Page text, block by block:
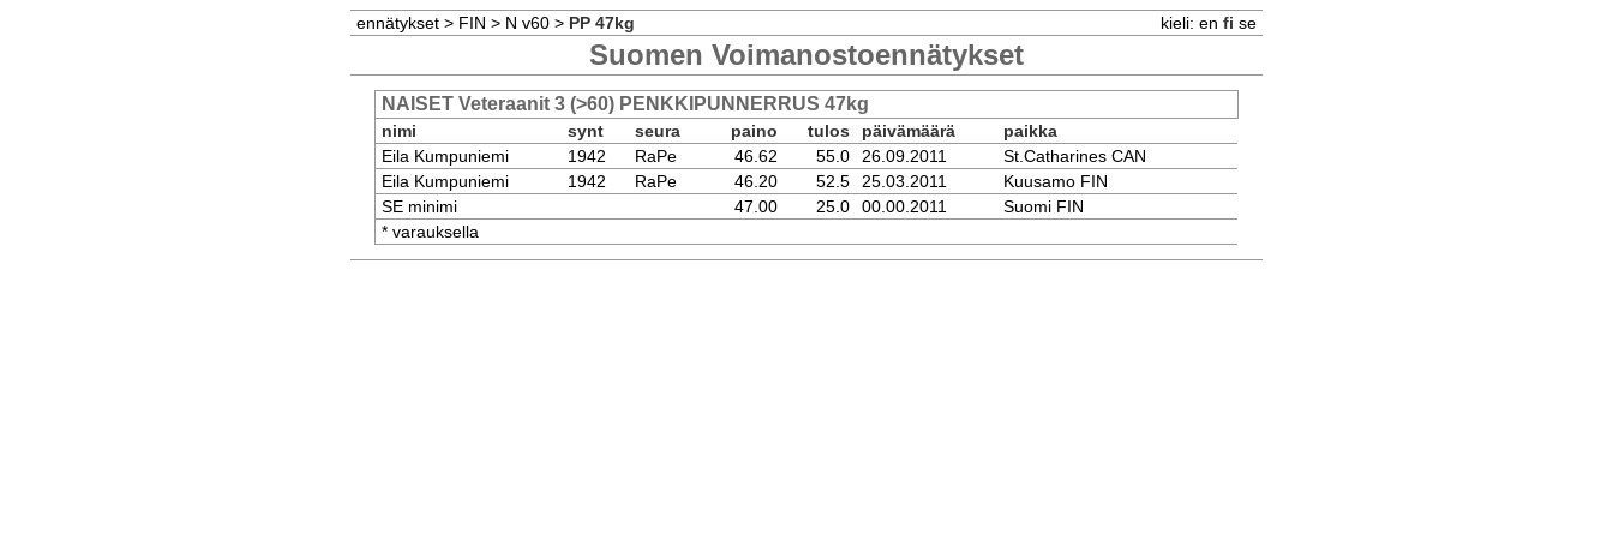
ennätykset > FIN > N v60 > PP 47kg kieli: en fi se
Suomen Voimanostoennätykset
NAISET Veteraanit 3 (>60) PENKKIPUNNERRUS 47kg
nimi synt seura paino tulos päivämäärä
paikka
Eila Kumpuniemi
1942 RaPe 46.62 55.0 26.09.2011
St.Catharines CAN
Eila Kumpuniemi
1942 RaPe 46.20 52.5 25.03.2011
Kuusamo FIN
SE minimi
47.00 25.0 00.00.2011
Suomi FIN
* varauksella